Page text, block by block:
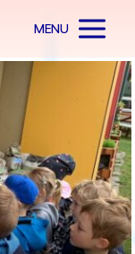
MENU